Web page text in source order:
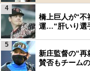
橋上巨人が“不
運…“肝いり選
4
新庄監督の“再
賛否もチーム
5